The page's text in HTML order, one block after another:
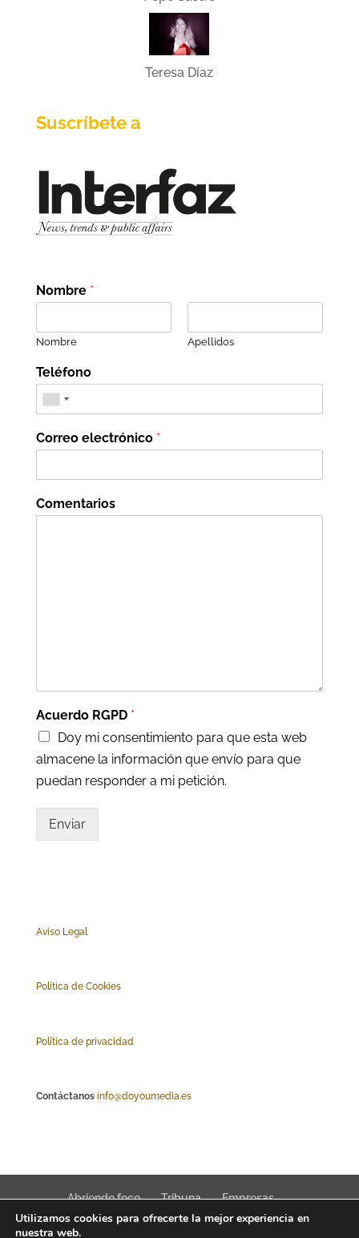
Teresa Díaz
Suscríbete a
Nombre *
Nombre Apellidos
Teléfono
Correo electrónico *
Comentarios
Acuerdo RGPD *
Doy mi consentimiento para que esta web
almacene la información que envío para que
puedan responder a mi petición.
Enviar
Aviso Legal
Política de Cookies
Política de privacidad
Contáctanos info@doyoumedia.es
Abriendo foco Tribuna
Empresas
Actualidad
Innovación Tendencias
Utilizamos cookies para ofrecerte la mejor experiencia en
nuestra web.